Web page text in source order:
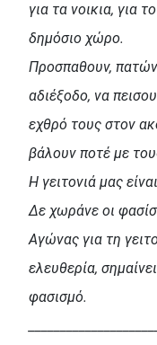
για τα νοικια, για
δημόσιο χώρο.
Προσπαθουν,
αδιέξοδο, να
εχθρό τους στον
βάλουν ποτέ με
Η γειτονιά μας
Δε χωράνε οι
Αγώνας για τη
ελευθερία,
φασισμό.